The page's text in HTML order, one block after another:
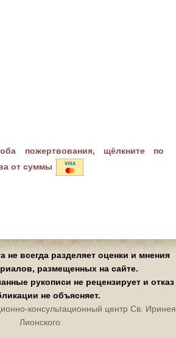
пожертвования, щёлкните по
от суммы
не всегда разделяет оценки и мнения
размещенных на сайте.
рукописи не рецензирует и отказ
не объясняет.
консультационный центр Св. Иринея
Лионского